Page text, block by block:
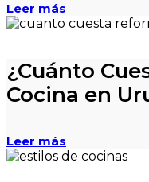
Leer más
¿Cuánto
Cocina en
Leer más